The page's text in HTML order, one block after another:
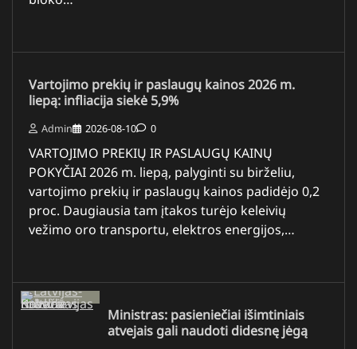
Vartojimo prekių ir paslaugų kainos 2026 m.
liepą: infliacija siekė 5,9%
Admin 2026-08-10 0
VARTOJIMO PREKIŲ IR PASLAUGŲ KAINŲ
POKYČIAI 2026 m. liepą, palyginti su birželiu,
vartojimo prekių ir paslaugų kainos padidėjo 0,2
proc. Daugiausia tam įtakos turėjo keleivių
vežimo oro transportu, elektros energijos,…
Ministras: pasieniečiai išimtiniais
atvejais gali naudoti didesnę jėgą